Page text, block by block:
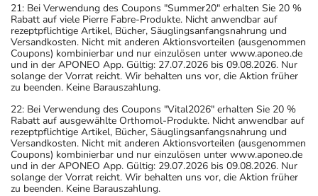
21: Bei Verwendung des Coupons "Summer20" erhalten Sie 20 %
Rabatt auf viele Pierre Fabre-Produkte. Nicht anwendbar auf
rezeptpflichtige Artikel, Bücher, Säuglingsanfangsnahrung und
Versandkosten. Nicht mit anderen Aktionsvorteilen (ausgenommen
Coupons) kombinierbar und nur einzulösen unter www.aponeo.de
und in der APONEO App. Gültig: 27.07.2026 bis 09.08.2026. Nur
solange der Vorrat reicht. Wir behalten uns vor, die Aktion früher
zu beenden. Keine Barauszahlung.
22: Bei Verwendung des Coupons "Vital2026" erhalten Sie 20 %
Rabatt auf ausgewählte Orthomol-Produkte. Nicht anwendbar auf
rezeptpflichtige Artikel, Bücher, Säuglingsanfangsnahrung und
Versandkosten. Nicht mit anderen Aktionsvorteilen (ausgenommen
Coupons) kombinierbar und nur einzulösen unter www.aponeo.de
und in der APONEO App. Gültig: 29.07.2026 bis 09.08.2026. Nur
solange der Vorrat reicht. Wir behalten uns vor, die Aktion früher
zu beenden. Keine Barauszahlung.